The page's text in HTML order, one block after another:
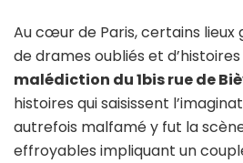
Au cœur de Paris, certains
de drames oubliés et
malédiction du 1bis rue de
histoires qui saisissent
autrefois malfamé y fut la
effroyables impliquant un